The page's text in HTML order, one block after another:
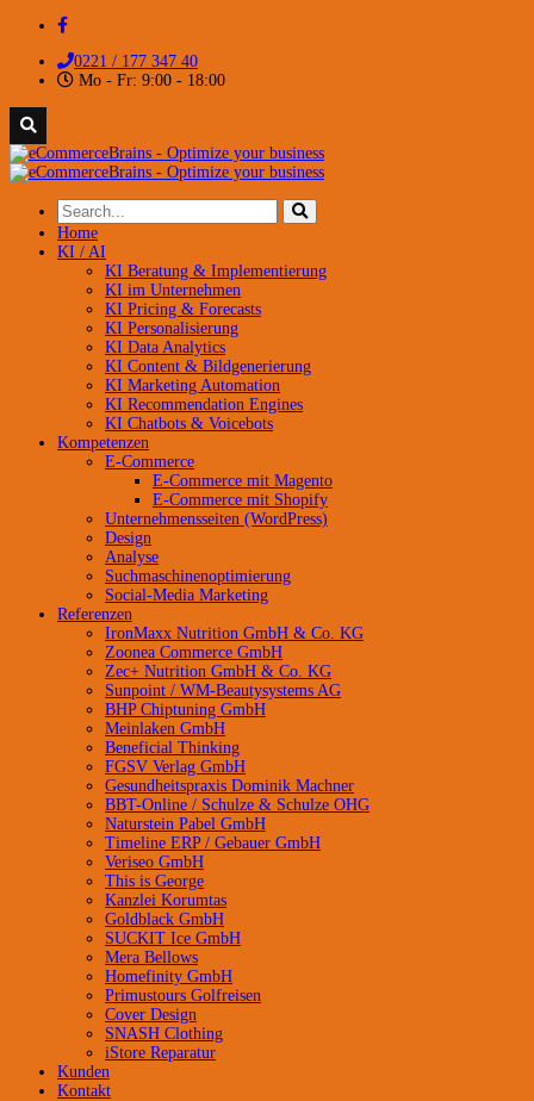
0221 / 177 347 40
Mo - Fr: 9:00 - 18:00
Home
KI / AI
KI Beratung & Implementierung
KI im Unternehmen
KI Pricing & Forecasts
KI Personalisierung
KI Data Analytics
KI Content & Bildgenerierung
KI Marketing Automation
KI Recommendation Engines
KI Chatbots & Voicebots
Kompetenzen
E-Commerce
E-Commerce mit Magento
E-Commerce mit Shopify
Unternehmensseiten (WordPress)
Design
Analyse
Suchmaschinenoptimierung
Social-Media Marketing
Referenzen
IronMaxx Nutrition GmbH & Co. KG
Zoonea Commerce GmbH
Zec+ Nutrition GmbH & Co. KG
Sunpoint / WM-Beautysystems AG
BHP Chiptuning GmbH
Meinlaken GmbH
Beneficial Thinking
FGSV Verlag GmbH
Gesundheitspraxis Dominik Machner
BBT-Online / Schulze & Schulze OHG
Naturstein Pabel GmbH
Timeline ERP / Gebauer GmbH
Veriseo GmbH
This is George
Kanzlei Korumtas
Goldblack GmbH
SUCKIT Ice GmbH
Mera Bellows
Homefinity GmbH
Primustours Golfreisen
Cover Design
SNASH Clothing
iStore Reparatur
Kunden
Kontakt